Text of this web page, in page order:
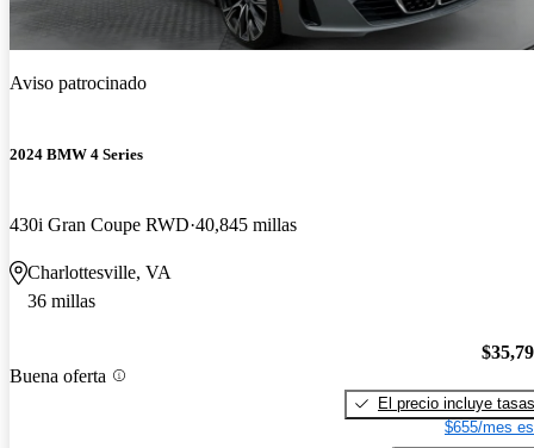
Aviso patrocinado
2024 BMW 4 Series
430i Gran Coupe RWD 40,845 millas
Charlottesville, VA
36 millas
Buena oferta
El precio incluye tasas
$655/mes